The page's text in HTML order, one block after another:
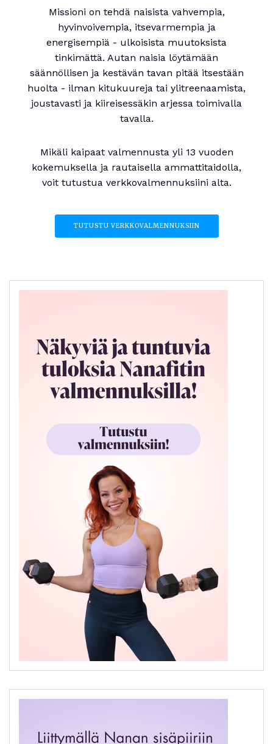
Missioni on tehdä naisista vahvempia,
hyvinvoivempia, itsevarmempia ja
energisempiä - ulkoisista muutoksista
tinkimättä. Autan naisia löytämään
säännöllisen ja kestävän tavan pitää itsestään
huolta - ilman kitukuureja tai ylitreenaamista,
joustavasti ja kiireisessäkin arjessa toimivalla
tavalla.
Mikäli kaipaat valmennusta yli 13 vuoden
kokemuksella ja rautaisella ammattitaidolla,
voit tutustua verkkovalmennuksiini alta.
TUTUSTU VERKKOVALMENNUKSIIN